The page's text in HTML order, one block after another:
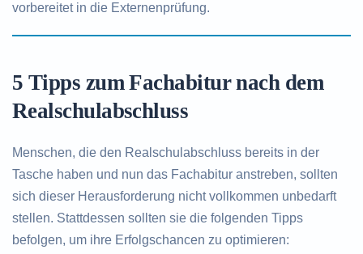
vorbereitet in die Externenprüfung.
5 Tipps zum Fachabitur nach dem
Realschulabschluss
Menschen, die den Realschulabschluss bereits in der
Tasche haben und nun das Fachabitur anstreben, sollten
sich dieser Herausforderung nicht vollkommen unbedarft
stellen. Stattdessen sollten sie die folgenden Tipps
befolgen, um ihre Erfolgschancen zu optimieren: